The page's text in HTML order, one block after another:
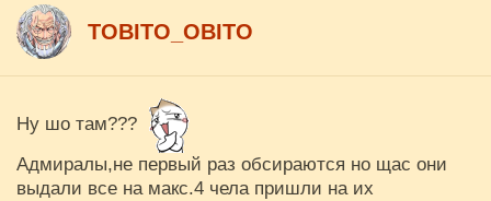
ТОBITO_OBITO
Ну шо там???
Адмиралы,не первый раз обсираются но щас они
выдали все на макс.4 чела пришли на их